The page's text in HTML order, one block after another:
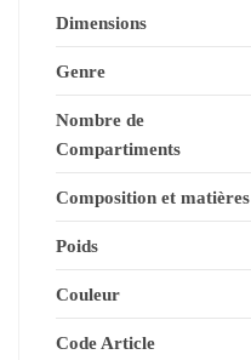
Dimensions
Genre
Nombre de
Compartiments
Composition et matières
Poids
Couleur
Code Article